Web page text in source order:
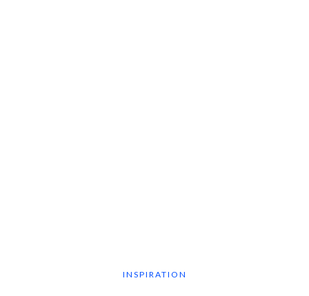
INSPIRATION